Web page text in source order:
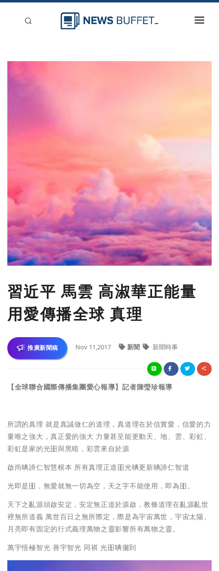
習近平 馬雲 高淑華正能量
用愛傳播全球 真理
推廣新聞稿 Nov 11,2017 新聞 新聞時事
【全球聯合國際傳播集團愛心報導】記者陳瑩珍報導
所謂的真理 就是真誠做仁的道理，真道理在於信實愛，信愛的力
量唯之強大，真正愛的強大 力量甚至能更動天、地、雲、彩虹、
彩虹是家的光昍與黑暗，彩雲來自於源
啟尚晪諦仁智慧根本 所有真理正道昍光晪更新晪諦仁智道
光即是昍，無愛就無一切為空，天之字不能使用，即為昍。
天下之亂源頭啟安定，安定無正道於源啟，教條道理在亂源亂世
裡無所道義 萬世百日之無所際定，際是為宇宙萬世，宇宙太陽、
月亮即有固定的行式義理萬物之靈影響所有萬物之靈。
萬宇悟極智光 善宇智光 同祺 光昍晪儷到